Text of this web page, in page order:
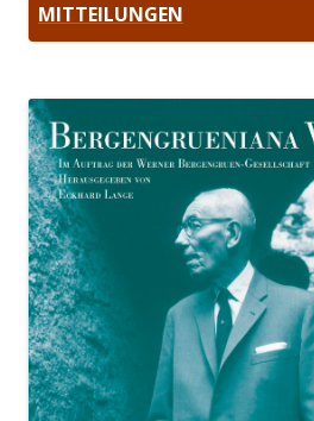
MITTEILUNGEN